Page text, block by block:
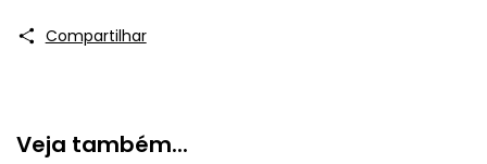
Compartilhar
Veja também...